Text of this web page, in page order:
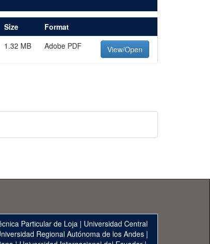
Size
Format
1.32 MB Adobe PDF View/Open
Particular de Loja | Universidad Central
Regional Autónoma de los Andes|